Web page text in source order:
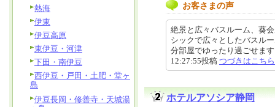
お客さまの声
絶景と広々バスルーム、葵
シックで広々としたバスル
分部屋でゆったり過ごせま
12:27:55投稿 つづきはこちら
ホテルアソシア静岡
熱海
伊東
伊豆高原
東伊豆・河津
下田・南伊豆
西伊豆・戸田・土肥・堂ヶ
島
伊豆長岡・修善寺・天城湯